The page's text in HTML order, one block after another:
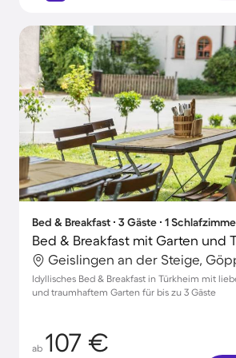
Bed & Breakfast ∙ 3 Gäste ∙ 1
Bed & Breakfast mit Garten und
Idyllisches Bed & Breakfast in Türkheim mit
und traumhaftem Garten für bis zu 3 Gäste
ab 107 €